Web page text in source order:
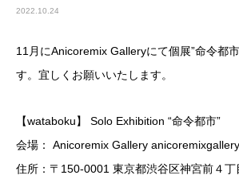
2022.10.24
11月にAnicoremix Galleryにて個展”命令都
す。宜しくお願いいたします。
【wataboku】 Solo Exhibition “命令都市”
会場： Anicoremix Gallery
住所：〒150-0001 東京都渋谷区神宮前４丁